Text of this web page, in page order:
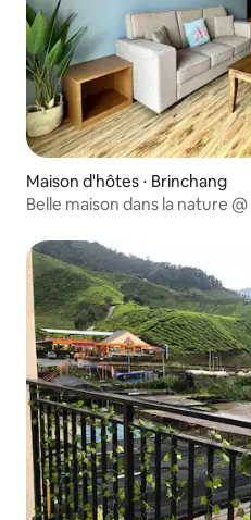
Maison d'hôtes ⋅ Brinchang
Belle maison dans la nature